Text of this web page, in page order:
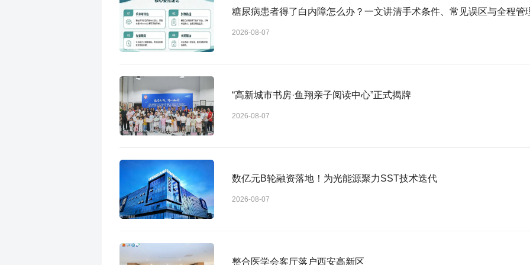
糖尿病患者得了白内障怎么办？一文讲清手术条件、常见误区与全程管
2026-08-07
“高新城市书房·鱼翔亲子阅读中心”正式揭牌
2026-08-07
数亿元B轮融资落地！为光能源聚力SST技术迭代
2026-08-07
整合医学会客厅落户西安高新区